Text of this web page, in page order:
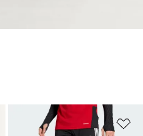
Dodaj do listy życzeń